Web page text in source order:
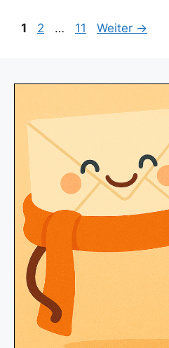
Seite
1 Seite
2 … Seite
11 Weiter →